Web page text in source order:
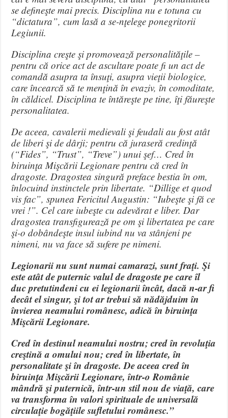
se defineşte mai precis. Disciplina nu e totuna cu
“dictatura”, cum lasă a se-nţelege ponegritorii
Legiunii.
Disciplina creşte şi promovează personalităţile –
pentru că orice act de ascultare poate fi un act de
comandă asupra ta însuţi, asupra vieţii biologice,
care încearcă să te menţină în evaziv, în comoditate,
în căldicel. Disciplina te întăreşte pe tine, îţi făureşte
personalitatea.
De aceea, cavalerii medievali şi feudali au fost atât
de liberi şi de dârji; pentru că juraseră credinţă
(“Fides”, “Trust”, “Treve”) unui şef… Cred în
biruinţa Mişcării Legionare pentru că cred în
dragoste. Dragostea singură preface bestia în om,
înlocuind instinctele prin libertate. “Dillige et quod
vis fac”, spunea Fericitul Augustin: “Iubeşte şi fă ce
vrei !”. Cel care iubeşte cu adevărat e liber. Dar
dragostea transfigurează pe om şi libertatea pe care
şi-o dobândeşte insul iubind nu va stânjeni pe
nimeni, nu va face să sufere pe nimeni.
Legionarii nu sunt numai camarazi, sunt fraţi. Şi
este atât de puternic valul de dragoste pe care îl
duc pretutindeni cu ei legionarii încât, dacă n-ar fi
decât el singur, şi tot ar trebui să nădăjduim în
învierea neamului românesc, adică în biruinţa
Mişcării Legionare.
Cred în destinul neamului nostru; cred în revoluţia
creştină a omului nou; cred în libertate, în
personalitate şi în dragoste. De aceea cred în
biruinţa Mişcării Legionare, într-o Românie
mândră şi puternică, într-un stil nou de viaţă, care
va transforma în valori spirituale de universală
circulaţie bogăţiile sufletului românesc.”